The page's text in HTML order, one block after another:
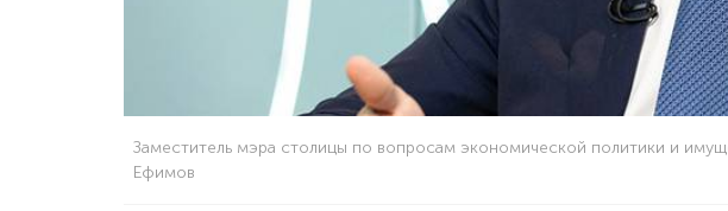
Заместитель мэра столицы по вопросам экономической политики и
Ефимов